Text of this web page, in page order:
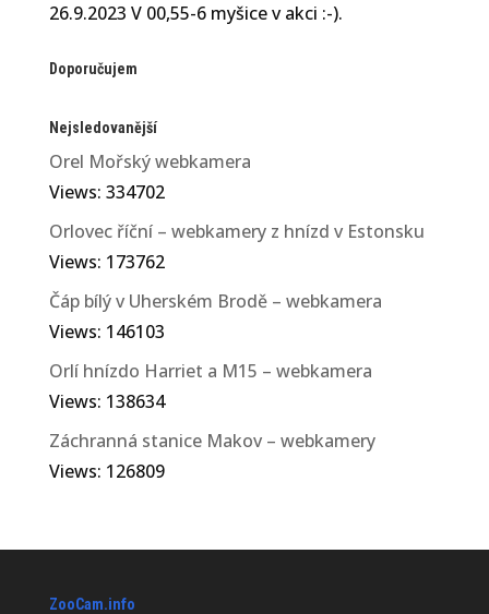
26.9.2023 V 00,55-6 myšice v akci :-).
Doporučujem
Nejsledovanější
Orel Mořský webkamera
Views: 334702
Orlovec říční – webkamery z hnízd v Estonsku
Views: 173762
Čáp bílý v Uherském Brodě – webkamera
Views: 146103
Orlí hnízdo Harriet a M15 – webkamera
Views: 138634
Záchranná stanice Makov – webkamery
Views: 126809
ZooCam.info